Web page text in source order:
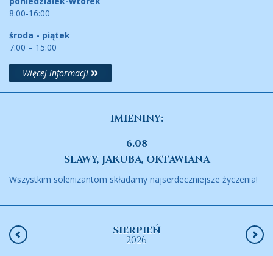
8:00-16:00
środa - piątek
7:00 – 15:00
Więcej informacji
IMIENINY:
6.08
SLAWY, JAKUBA, OKTAWIANA
Wszystkim solenizantom składamy najserdeczniejsze życzenia!
SIERPIEŃ
2026